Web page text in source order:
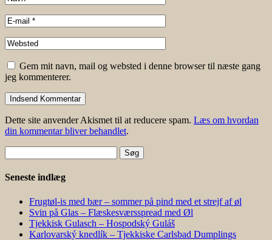
Gem mit navn, mail og websted i denne browser til næste gang
jeg kommenterer.
Dette site anvender Akismet til at reducere spam. Læs om hvordan
din kommentar bliver behandlet.
efter:
Seneste indlæg
Frugtøl-is med bær – sommer på pind med et strejf af øl
Svin på Glas – Flæskesværsspread med Øl
Tjekkisk Gulasch – Hospodský Guláš
Karlovarský knedlík – Tjekkiske Carlsbad Dumplings